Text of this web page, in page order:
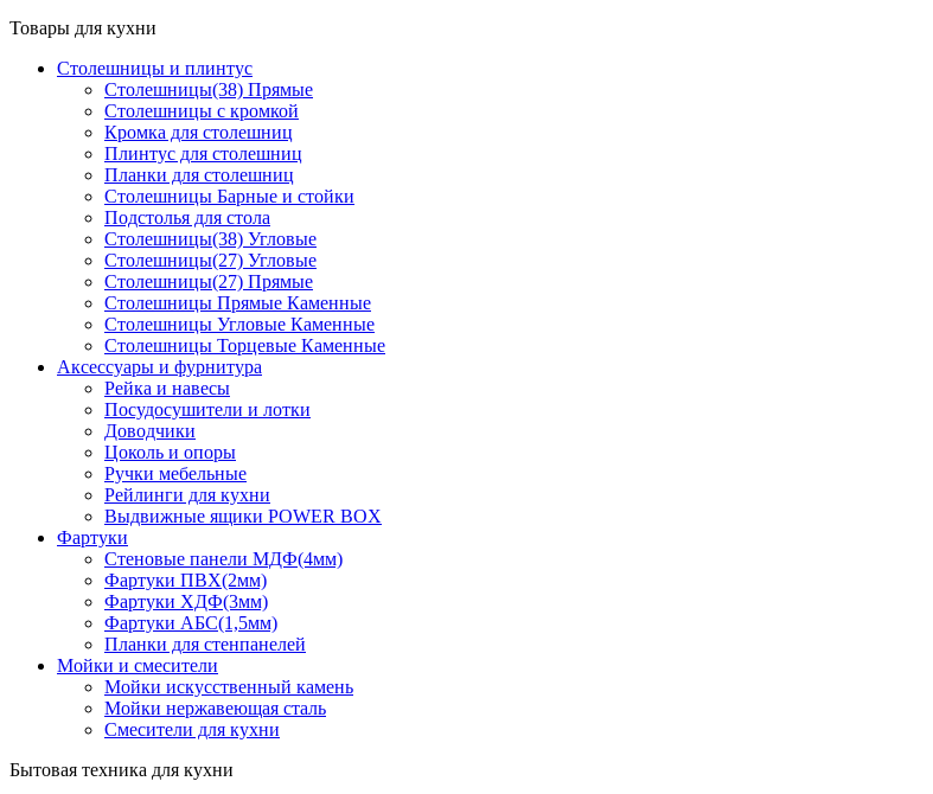
Товары для кухни
Столешницы и плинтус
Столешницы(38) Прямые
Столешницы с кромкой
Кромка для столешниц
Плинтус для столешниц
Планки для столешниц
Столешницы Барные и стойки
Подстолья для стола
Столешницы(38) Угловые
Столешницы(27) Угловые
Столешницы(27) Прямые
Столешницы Прямые Каменные
Столешницы Угловые Каменные
Столешницы Торцевые Каменные
Аксессуары и фурнитура
Рейка и навесы
Посудосушители и лотки
Доводчики
Цоколь и опоры
Ручки мебельные
Рейлинги для кухни
Выдвижные ящики POWER BOX
Фартуки
Стеновые панели МДФ(4мм)
Фартуки ПВХ(2мм)
Фартуки ХДФ(3мм)
Фартуки АБС(1,5мм)
Планки для стенпанелей
Мойки и смесители
Мойки искусственный камень
Мойки нержавеющая сталь
Смесители для кухни
Бытовая техника для кухни